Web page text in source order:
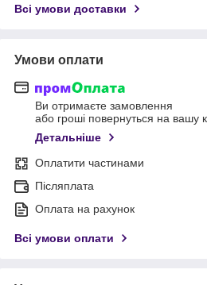
Всі умови доставки
Умови оплати
Ви отримаєте замовлення
або гроші повернуться на вашу
Детальніше
Оплатити частинами
Післяплата
Оплата на рахунок
Всі умови оплати